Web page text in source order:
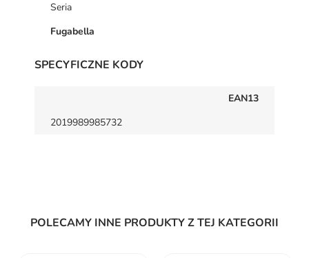
Seria
Fugabella
SPECYFICZNE KODY
EAN13
2019989985732
POLECAMY INNE PRODUKTY Z TEJ KATEGORII